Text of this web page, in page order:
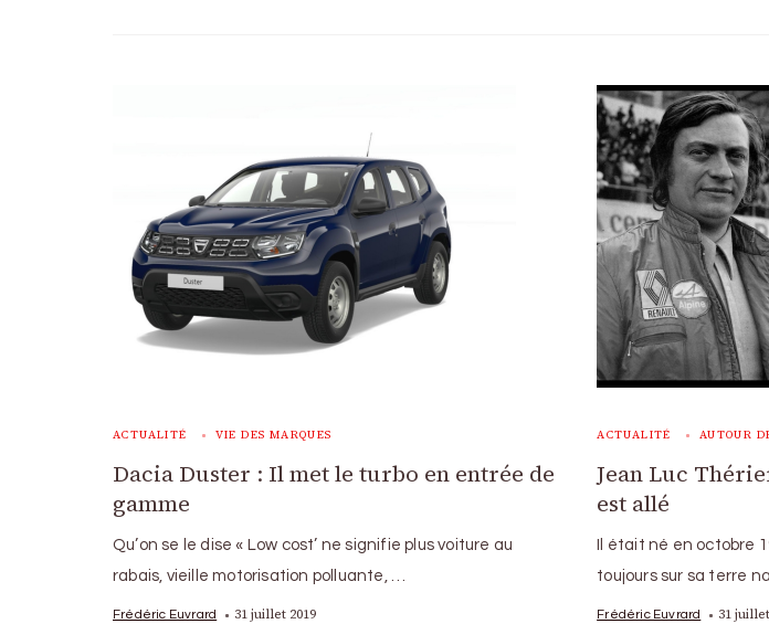
ACTUALITÉ VIE DES MARQUES
Dacia Duster : Il met le turbo en entrée de
gamme
Qu’on se le dise « Low cost’ ne signifie plus voiture au
rabais, vieille motorisation polluante, …
Frédéric Euvrard 31 juillet 2019
ACTUALITÉ AUTOUR
Jean Luc
est allé
Il était né en octobre
toujours sur sa terre
Frédéric Euvrard 31